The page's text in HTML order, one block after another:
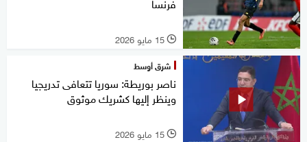
l 15 مايو 2026
شرق أوسط
ناصر بوريطة: سوريا تتعافى تدريجيا
وينظر إليها كشريك موثوق
l 15 مايو 2026